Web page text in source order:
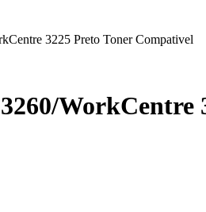
3225 Preto Toner Compativel